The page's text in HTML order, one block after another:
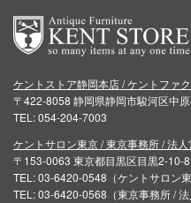
ケントストア静岡本店 / ケントファ
〒422-8058 静岡県静岡市駿河区中
TEL: 054-204-7003
ケントサロン東京 / 東京事務所 / 法人
〒153-0063 東京都目黒区目黒2-10-
TEL: 03-6420-0548（ケントサロン東
TEL: 03-6420-0568（東京事務所 / 法